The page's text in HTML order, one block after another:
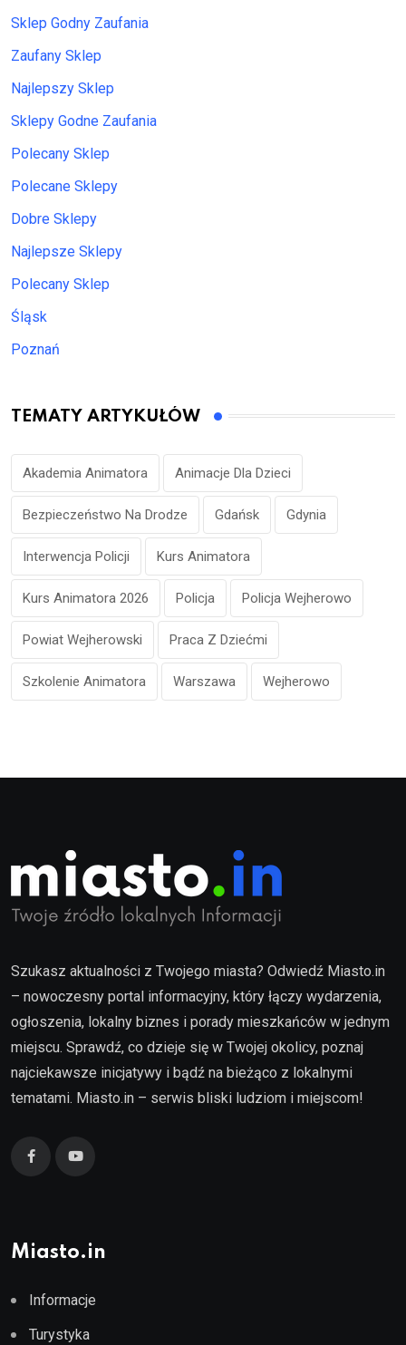
Sklep Godny Zaufania
Zaufany Sklep
Najlepszy Sklep
Sklepy Godne Zaufania
Polecany Sklep
Polecane Sklepy
Dobre Sklepy
Najlepsze Sklepy
Polecany Sklep
Śląsk
Poznań
TEMATY ARTYKUŁÓW
Akademia Animatora Animacje Dla Dzieci
Bezpieczeństwo Na Drodze Gdańsk Gdynia
Interwencja Policji Kurs Animatora
Kurs Animatora 2026 Policja Policja Wejherowo
Powiat Wejherowski Praca Z Dziećmi
Szkolenie Animatora Warszawa Wejherowo
Szukasz aktualności z Twojego miasta? Odwiedź Miasto.in
– nowoczesny portal informacyjny, który łączy wydarzenia,
ogłoszenia, lokalny biznes i porady mieszkańców w jednym
miejscu. Sprawdź, co dzieje się w Twojej okolicy, poznaj
najciekawsze inicjatywy i bądź na bieżąco z lokalnymi
tematami. Miasto.in – serwis bliski ludziom i miejscom!
Miasto.in
Informacje
Turystyka